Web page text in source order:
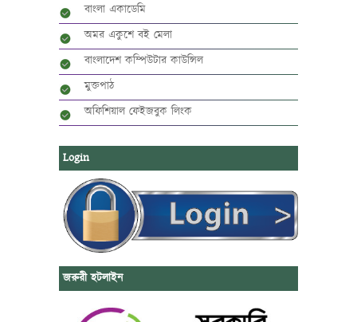
বাংলা একাডেমি
অমর একুশে বই মেলা
বাংলাদেশ কম্পিউটার কাউন্সিল
মুক্তপাঠ
অফিশিয়াল ফেইজবুক লিংক
Login
জরুরী হটলাইন